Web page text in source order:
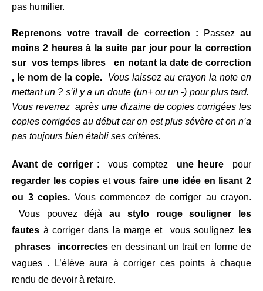
pas humilier.
Reprenons votre travail de correction : Passez au
moins 2 heures à la suite par jour pour la correction
sur vos temps libres en notant la date de correction
, le nom de la copie.
Vous laissez au crayon la note en
mettant un ? s’il y a un doute (un+ ou un -) pour plus tard.
Vous reverrez après une dizaine de copies corrigées les
copies corrigées au début car on est plus sévère et on n’a
pas toujours bien établi ses critères.
Avant de corriger: vous comptez une heure pour
regarder les copies etvous faire une idée en lisant 2
ou 3 copies. Vous commencez de corriger au crayon.
Vous pouvez déjà au stylo rouge souligner les
fautes à corriger dans la marge et vous soulignez
les
phrases incorrectesen dessinant un trait en forme de
vagues . L’élève aura à corriger ces points à chaque
rendu de devoir à refaire.